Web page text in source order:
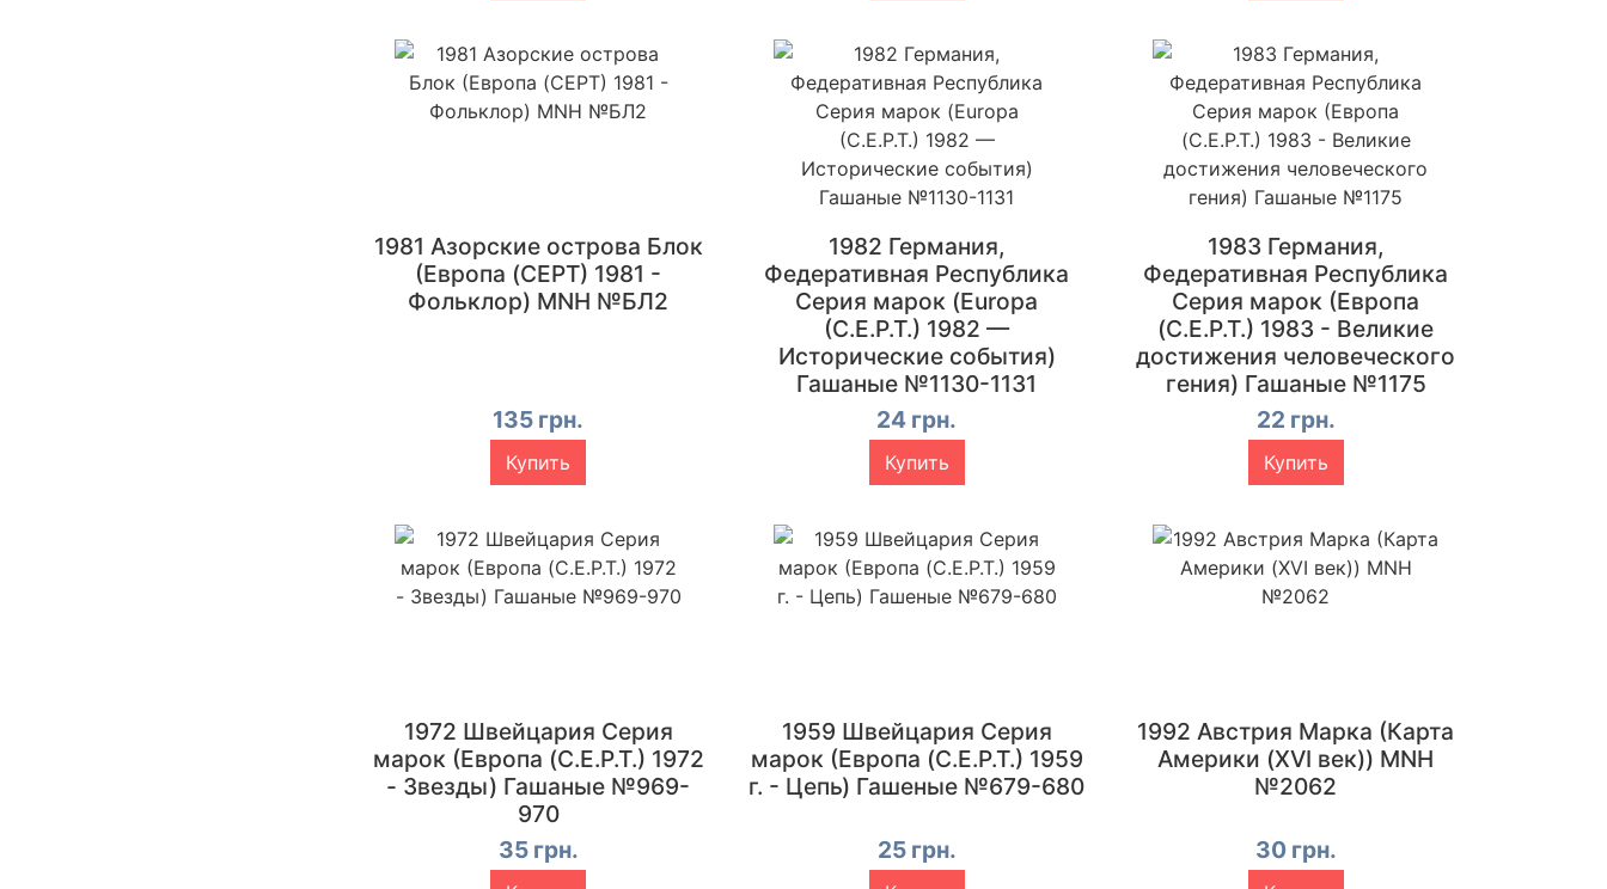
1981 Азорские острова Блок
(Европа (CEPT) 1981 -
Фольклор) MNH №БЛ2
135 грн.
Купить
1982 Германия,
Федеративная Республика
Серия марок (Europa
(C.E.P.T.) 1982 —
Исторические события)
Гашаные №1130-1131
24 грн.
Купить
1983 Германия,
Федеративная Республика
Серия марок (Европа
(C.E.P.T.) 1983 - Великие
достижения человеческого
гения) Гашаные №1175
22 грн.
Купить
1972 Швейцария Серия
марок (Европа (C.E.P.T.) 1972
- Звезды) Гашаные №969-
970
35 грн.
1959 Швейцария Серия
марок (Европа (C.E.P.T.) 1959
г. - Цепь) Гашеные №679-680
25 грн.
1992 Австрия Марка (Карта
Америки (XVI век)) MNH
№2062
30 грн.